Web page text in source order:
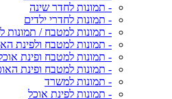
- תמונות לחדר שינה
- תמונות לחדרי ילדים
- תמונות למטבח / תמונות
- תמונות למטבח ולפינת
- תמונות למטבח ופינת
- תמונות למטבח ופינת
- תמונות למשרד
- תמונות לפינת אוכל